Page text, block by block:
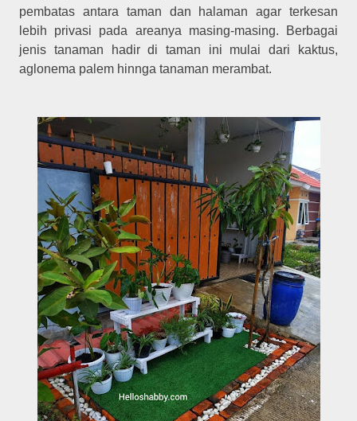
pembatas antara taman dan halaman agar terkesan
lebih privasi pada areanya masing-masing. Berbagai
jenis tanaman hadir di taman ini mulai dari kaktus,
aglonema palem hinnga tanaman merambat.